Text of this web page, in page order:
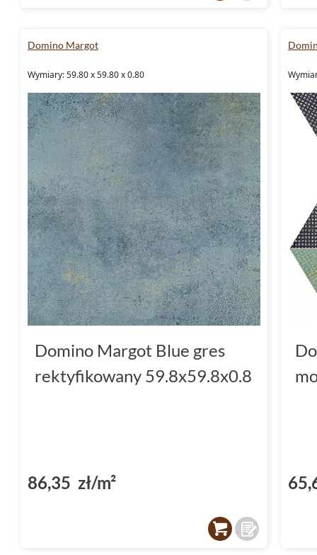
Domino Margot
Wymiary: 59.80 x 59.80 x 0.80
Domino Margot Blue gres
rektyfikowany 59.8x59.8x0.8
86,35 zł/m²